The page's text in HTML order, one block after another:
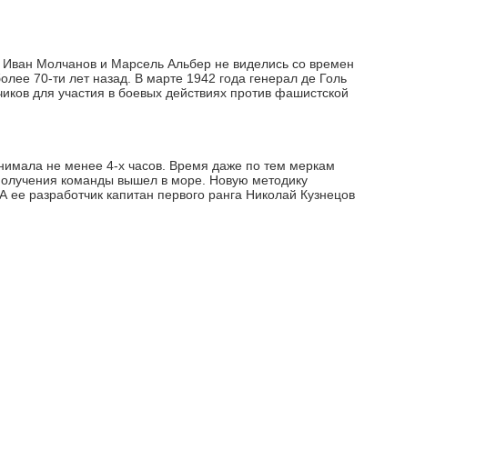
Молчанов и Марсель Альбер не виделись со времен
70-ти лет назад. В марте 1942 года генерал де Голь
для участия в боевых действиях против фашистской
не менее 4-х часов. Время даже по тем меркам
команды вышел в море. Новую методику
разработчик капитан первого ранга Николай Кузнецов